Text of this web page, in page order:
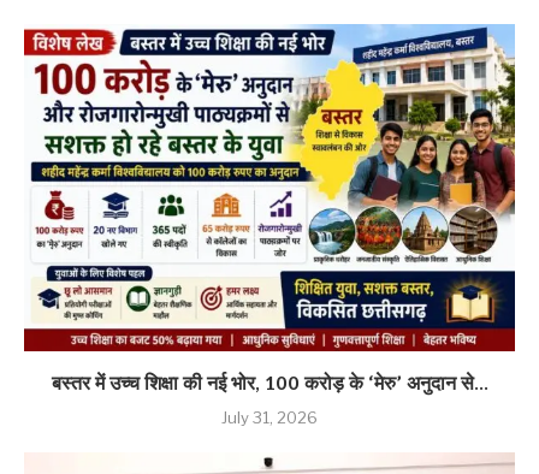
बस्तर में उच्च शिक्षा की नई भोर, 100 करोड़ के ‘मेरु’ अनुदान से...
July 31, 2026